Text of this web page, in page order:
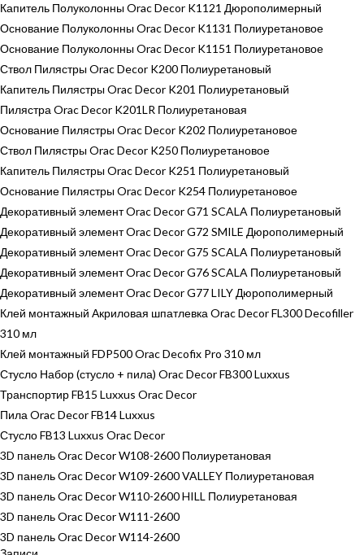
Капитель Полуколонны Orac Decor K1121 Дюрополимерный
Основание Полуколонны Orac Decor K1131 Полиуретановое
Основание Полуколонны Orac Decor K1151 Полиуретановое
Ствол Пилястры Orac Decor K200 Полиуретановый
Капитель Пилястры Orac Decor K201 Полиуретановый
Пилястра Orac Decor K201LR Полиуретановая
Основание Пилястры Orac Decor K202 Полиуретановое
Ствол Пилястры Orac Decor K250 Полиуретановое
Капитель Пилястры Orac Decor K251 Полиуретановый
Основание Пилястры Orac Decor K254 Полиуретановое
Декоративный элемент Orac Decor G71 SCALA Полиуретановый
Декоративный элемент Orac Decor G72 SMILE Дюрополимерный
Декоративный элемент Orac Decor G75 SCALA Полиуретановый
Декоративный элемент Orac Decor G76 SCALA Полиуретановый
Декоративный элемент Orac Decor G77 LILY Дюрополимерный
Клей монтажный Акриловая шпатлевка Orac Decor FL300 Decofiller
310 мл
Клей монтажный FDP500 Orac Decofix Pro 310 мл
Стусло Набор (стусло + пила) Orac Decor FB300 Luxxus
Транспортир FB15 Luxxus Orac Decor
Пила Orac Decor FB14 Luxxus
Стусло FB13 Luxxus Orac Decor
3D панель Orac Decor W108-2600 Полиуретановая
3D панель Orac Decor W109-2600 VALLEY Полиуретановая
3D панель Orac Decor W110-2600 HILL Полиуретановая
3D панель Orac Decor W111-2600
3D панель Orac Decor W114-2600